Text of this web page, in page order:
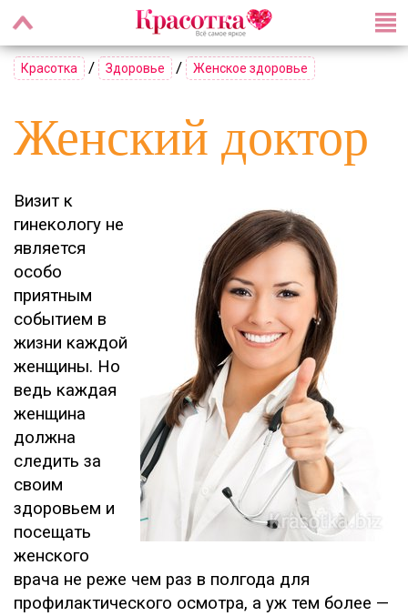
Красотка / Здоровье / Женское здоровье
Женский доктор
Визит к
гинекологу не
является
особо
приятным
событием в
жизни каждой
женщины. Но
ведь каждая
женщина
должна
следить за
своим
здоровьем и
посещать
женского
врача не реже чем раз в полгода для
профилактического осмотра, а уж тем более —